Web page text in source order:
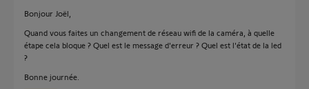
Bonjour Joël,
Quand vous faites un changement de réseau wifi de la caméra, à quelle
étape cela bloque ? Quel est le message d'erreur ? Quel est l'état de la led
?
Bonne journée.